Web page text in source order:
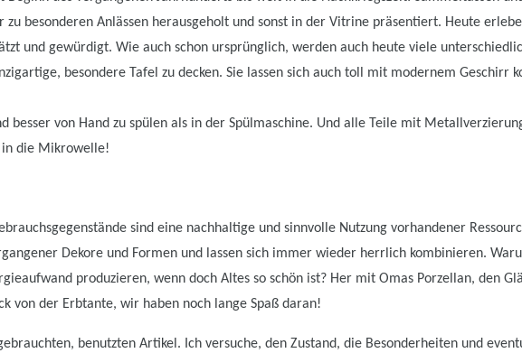
zu besonderen Anlässen herausgeholt und sonst in der Vitrine präsentiert. Heute
und gewürdigt. Wie auch schon ursprünglich, werden auch heute viele
besondere Tafel zu decken. Sie lassen sich auch toll mit modernem Geschirr
besser von Hand zu spülen als in der Spülmaschine. Und alle Teile mit
in die Mikrowelle!
sind eine nachhaltige und sinnvolle Nutzung vorhandener
Dekore und Formen und lassen sich immer wieder herrlich kombinieren.
produzieren, wenn doch Altes so schön ist? Her mit Omas Porzellan, den
von der Erbtante, wir haben noch lange Spaß daran!
benutzten Artikel. Ich versuche, den Zustand, die Besonderheiten und